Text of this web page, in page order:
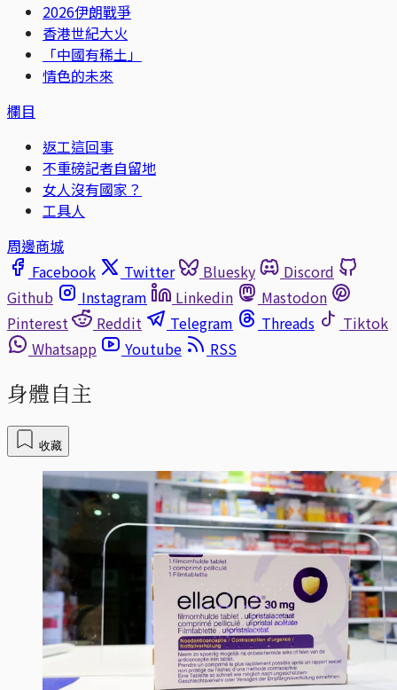
2026伊朗戰爭
香港世紀大火
「中國有稀土」
情色的未來
欄目
返工這回事
不重磅記者自留地
女人沒有國家？
工具人
周邊商城
Facebook
Twitter Bluesky
Discord
Github
Instagram Linkedin
Mastodon
Pinterest
Reddit Telegram Threads
Tiktok
Whatsapp
Youtube RSS
身體自主
收藏